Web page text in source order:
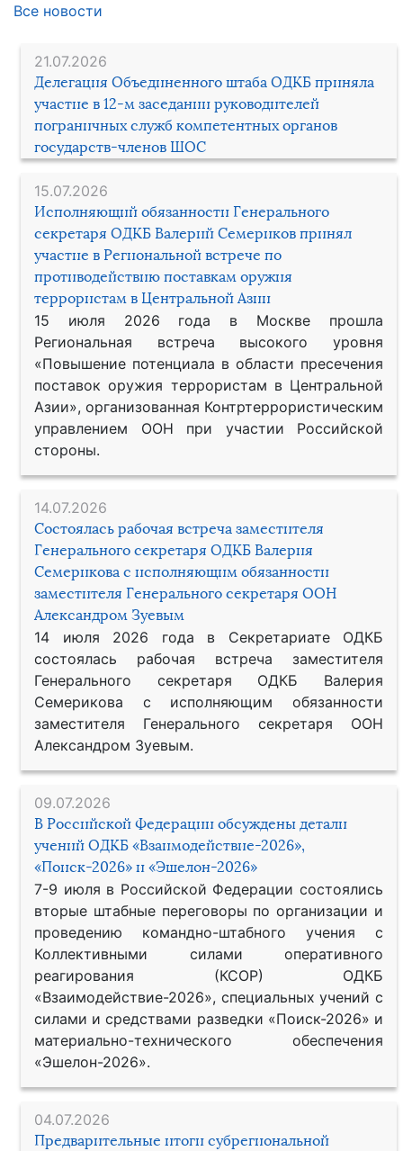
21.07.2026
Делегация Объединенного штаба ОДКБ приняла
участие в 12-м заседании руководителей
пограничных служб компетентных органов
государств-членов ШОС
15.07.2026
Исполняющий обязанности Генерального
секретаря ОДКБ Валерий Семериков принял
участие в Региональной встрече по
противодействию поставкам оружия
террористам в Центральной Азии
15 июля 2026 года в Москве прошла
Региональная встреча высокого уровня
«Повышение потенциала в области пресечения
поставок оружия террористам в Центральной
Азии», организованная Контртеррористическим
управлением ООН при участии Российской
стороны.
14.07.2026
Состоялась рабочая встреча заместителя
Генерального секретаря ОДКБ Валерия
Семерикова с исполняющим обязанности
заместителя Генерального секретаря ООН
Александром Зуевым
14 июля 2026 года в Секретариате ОДКБ
состоялась рабочая встреча заместителя
Генерального секретаря ОДКБ Валерия
Семерикова с исполняющим обязанности
заместителя Генерального секретаря ООН
Александром Зуевым.
09.07.2026
В Российской Федерации обсуждены детали
учений ОДКБ «Взаимодействие-2026»,
«Поиск-2026» и «Эшелон-2026»
7-9 июля в Российской Федерации состоялись
вторые штабные переговоры по организации и
проведению командно-штабного учения с
Коллективными силами оперативного
реагирования (КСОР) ОДКБ
«Взаимодействие-2026», специальных учений с
силами и средствами разведки «Поиск-2026» и
материально-технического обеспечения
«Эшелон-2026».
04.07.2026
Предварительные итоги субрегиональной
Все новости